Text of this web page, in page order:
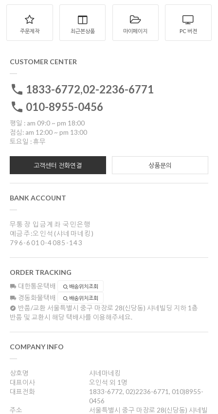
주문제작 최근본상품 마이페이지 PC 버젼
CUSTOMER CENTER
1833-6772,02-2236-6771
010-8955-0456
평일 : am 09:0 ~ pm 18:00
점심: am 12:00 ~ pm 13:00
토요일 : 휴무
고객센터 전화연결 상품문의
BANK ACCOUNT
무통장 입금계좌 국민은행
예금주:오인석(샤네마네킹)
796-6010-4085-143
ORDER TRACKING
대한통운택배 배송위치조회
경동화물택배 배송위치조회
반품/교환 서울특별시 중구 마장로 28(신당동) 샤네빌딩 지하 1층
반품 및 교환시 해당 택배사를 이용해주세요.
COMPANY INFO
상호명
샤네마네킹
대표이사
오인석 외 1명
대표전화
1833-6772, 02)2236-6771, 010)8955-
0456
주소
서울특별시 중구 마장로 28(신당동) 샤네빌